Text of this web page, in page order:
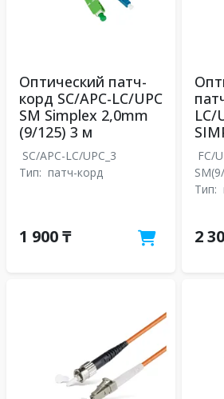
Оптический патч-
корд SC/APC-LC/UPC
SM Simplex 2,0mm
(9/125) 3 м
SC/APC-LC/UPC_3
Тип: патч-корд
1 900 ₸
LC/
FC/
Тип:
2